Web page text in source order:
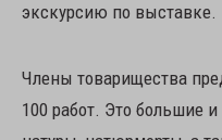
экскурсию по выставке.
Члены товарищества
100 работ. Это большие